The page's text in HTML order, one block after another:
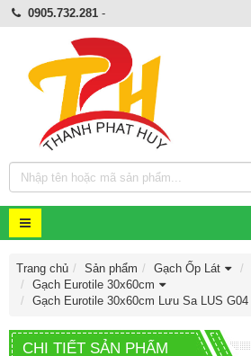
0905.732.281-
Trang chủ Sản phẩm Gạch Ốp Lát
Gạch Eurotile 30x60cm
Gạch Eurotile 30x60cm Lưu Sa LUS G04
CHI TIẾT SẢN PHẨM